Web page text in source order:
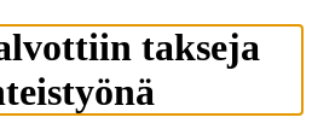
takseja